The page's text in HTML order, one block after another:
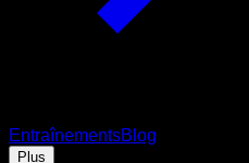
EntraînementsBlog
Plus